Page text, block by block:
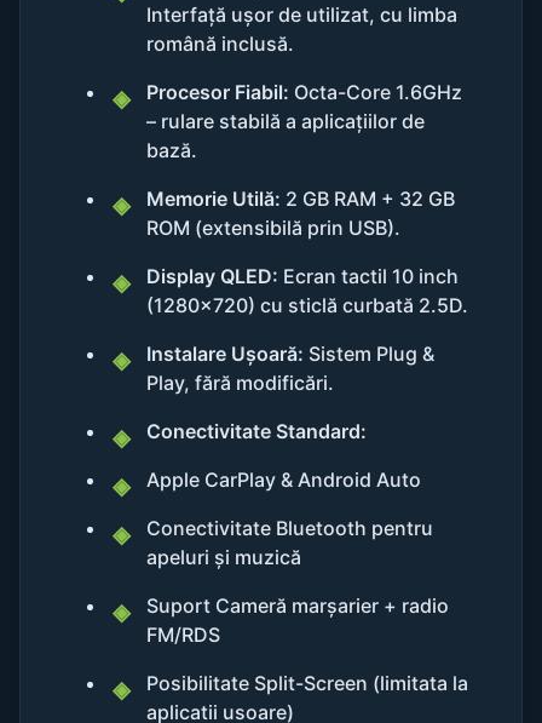
Interfață ușor de utilizat, cu limba
română inclusă.
Procesor Fiabil: Octa-Core 1.6GHz
– rulare stabilă a aplicațiilor de
bază.
Memorie Utilă: 2 GB RAM + 32 GB
ROM (extensibilă prin USB).
Display QLED: Ecran tactil 10 inch
(1280x720) cu sticlă curbată 2.5D.
Instalare Ușoară: Sistem Plug &
Play, fără modificări.
Conectivitate Standard:
Apple CarPlay & Android Auto
Conectivitate Bluetooth pentru
apeluri și muzică
Suport Cameră marșarier + radio
FM/RDS
Posibilitate Split-Screen (limitata la
aplicatii usoare)